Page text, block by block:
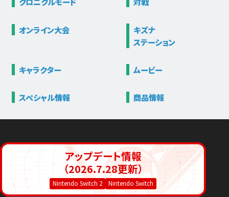
オンライン大会
キズナ
ステーション
キャラクター ムービー
スペシャル情報 商品情報
アップデート情報
（2026.7.28更新）
Nintendo Switch 2 Nintendo Switch